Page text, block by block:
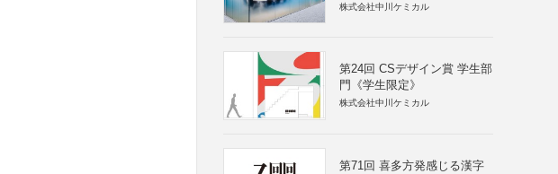
株式会社中川ケミカル
第24回 CSデザイン賞 学生部
門《学生限定》
株式会社中川ケミカル
第71回 喜多方発感じる漢字